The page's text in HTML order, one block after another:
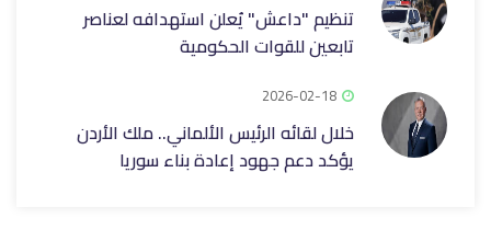
تنظيم "داعش" يُعلن استهدافه لعناصر
تابعين للقوات الحكومية
2026-02-18
خلال لقائه الرئيس الألماني.. ملك الأردن
يؤكد دعم جهود إعادة بناء سوريا